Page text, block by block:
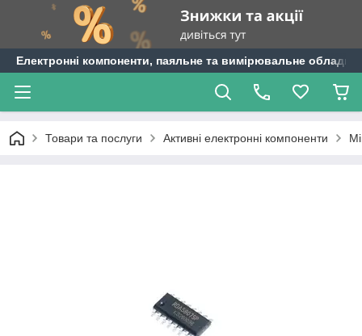
Електронні компоненти, паяльне та вимірювальне
Товари та послуги Активні електронні компоненти